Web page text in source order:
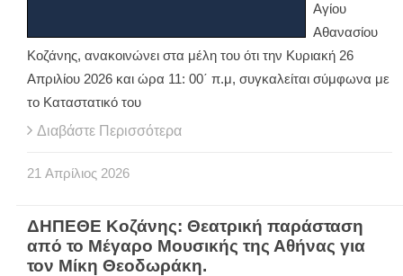
Αγίου
Αθανασίου
Κοζάνης, ανακοινώνει στα μέλη του ότι την Κυριακή 26
Απριλίου 2026 και ώρα 11: 00΄ π.μ, συγκαλείται σύμφωνα με
το Καταστατικό του
Διαβάστε Περισσότερα
21 Απρίλιος 2026
ΔΗΠΕΘΕ Κοζάνης: Θεατρική παράσταση
από το Μέγαρο Μουσικής της Αθήνας για
τον Μίκη Θεοδωράκη.